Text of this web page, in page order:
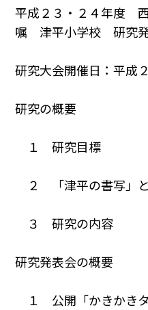
平成２３・２４年度
嘱 津平小学校 研究発
研究大会開催日：平成
研究の概要
１ 研究目標
２ 「津平の書写」
３ 研究の内容
研究発表会の概要
１ 公開「かきかき